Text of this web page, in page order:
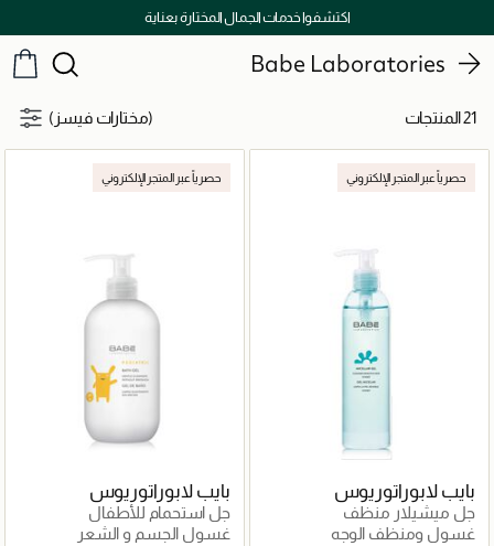
اكتشفوا خدمات الجمال المختارة بعناية
Babe Laboratories
21 المنتجات (مختارات فيسز)
حصرياً عبر المتجر الإلكتروني
بايب لابوراتوريوس
جل ميشيلار منظف
غسول ومنظف الوجه
حصرياً عبر المتجر الإلكتروني
بايب لابوراتوريوس
جل استحمام للأطفال
غسول الجسم و الشعر